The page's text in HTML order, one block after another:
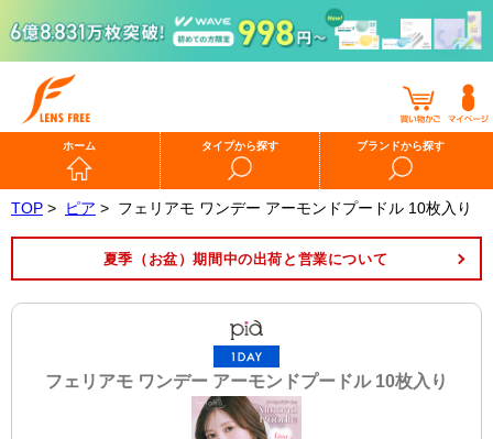
ホーム タイプから探す ブランドから探す
TOP > ピア > フェリアモ ワンデー アーモンドプードル 10枚入り
夏季（お盆）期間中の出荷と営業について
フェリアモ ワンデー アーモンドプードル 10枚入り